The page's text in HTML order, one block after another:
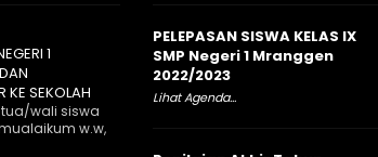
1
KE SEKOLAH
tua/wali siswa
w.w,
PELEPASAN SISWA KELAS IX
SMP Negeri 1 Mranggen
2022/2023
Lihat Agenda...